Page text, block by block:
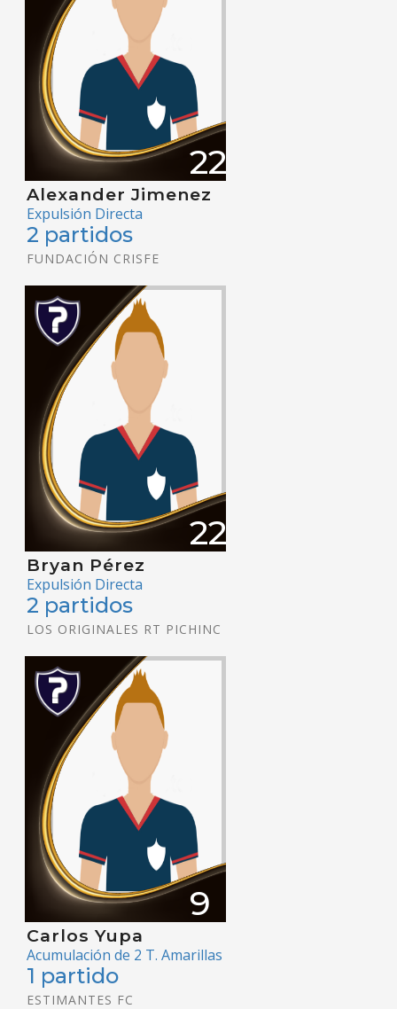
22
Alexander Jimenez
Expulsión Directa
2 partidos
FUNDACIÓN CRISFE
22
Bryan Pérez
Expulsión Directa
2 partidos
LOS ORIGINALES RT PICHINC
9
Carlos Yupa
Acumulación de 2 T. Amarillas
1 partido
ESTIMANTES FC